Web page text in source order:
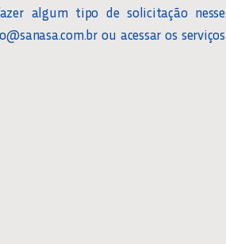
algum tipo de solicitação nesse
ou acessar os serviços